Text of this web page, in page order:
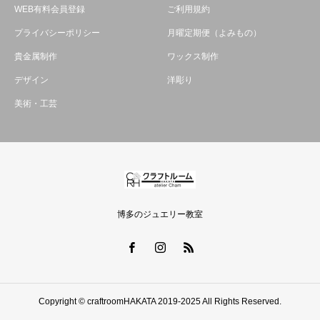
WEB有料会員登録 ご利用規約
プライバシーポリシー 月曜定期便（よみもの）
貴金属制作 ワックス制作
デザイン 洋彫り
美術・工芸
博多のジュエリー教室
Copyright © craftroomHAKATA 2019-2025 All Rights Reserved.